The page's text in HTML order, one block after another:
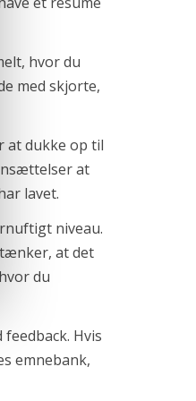
hvor du
med skjorte,
at dukke op til
at
lavet.
niveau.
at det
du
Hvis
emnebank,